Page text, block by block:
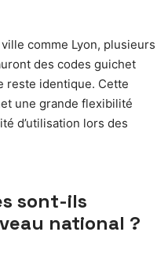
comme Lyon, plusieurs
des codes guichet
reste identique. Cette
une grande flexibilité
d’utilisation lors des
sont-ils
national ?